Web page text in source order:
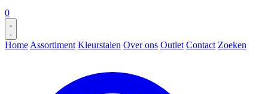
0
Home Assortiment Kleurstalen Over ons Outlet Contact Zoeken